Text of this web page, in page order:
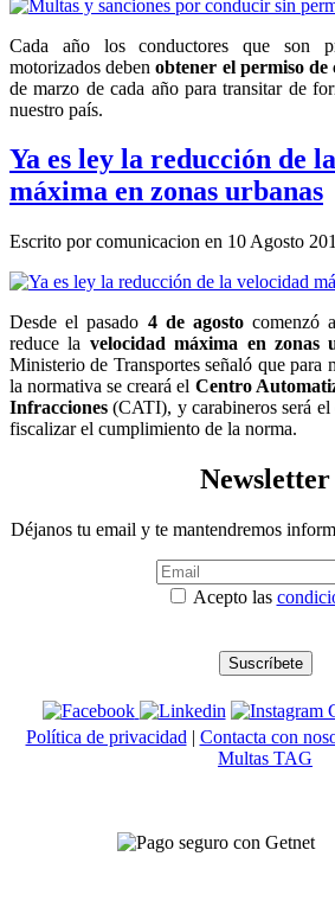
Cada año los conductores que son
motorizados debenobtener el permiso de
de marzo de cada año para transitar de
nuestro país.
Ya es ley la reducción de
máxima en zonas urbanas
Escrito por comunicacion en 10 Agosto
Desde el pasado 4 de agostocomenzó
reduce la velocidad máxima en zonas
Ministerio de Transportes señaló que para
la normativa se creará el Centro
Infracciones (CATI), y carabineros será
fiscalizar el cumplimiento de la norma.
Newsletter
Déjanos tu email y te mantendremos
Acepto las
Política de privacidad | Contacta con
Multas TAG